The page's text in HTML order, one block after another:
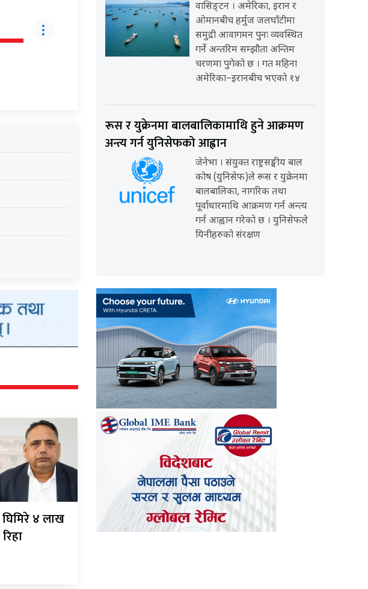
४ लाख
वासिङ्टन । अमेरिका, इरान र
ओमानबीच हर्मुज जलघाँटीमा
समुद्री आवागमन पुनः व्यवस्थित
गर्ने अन्तरिम सम्झौता अन्तिम
चरणमा पुगेको छ । गत महिना
अमेरिका–इरानबीच भएको १४
रूस र युक्रेनमा बालबालिकामाथि हुने आक्रमण
अन्त्य गर्न युनिसेफको आह्वान
जेनेभा । संयुक्त राष्ट्रसङ्घीय बाल
कोष (युनिसेफ)ले रूस र युक्रेनमा
बालबालिका, नागरिक तथा
पूर्वाधारमाथि आक्रमण गर्न अन्त्य
गर्न आह्वान गरेको छ । युनिसेफले
यिनीहरुको संरक्षण